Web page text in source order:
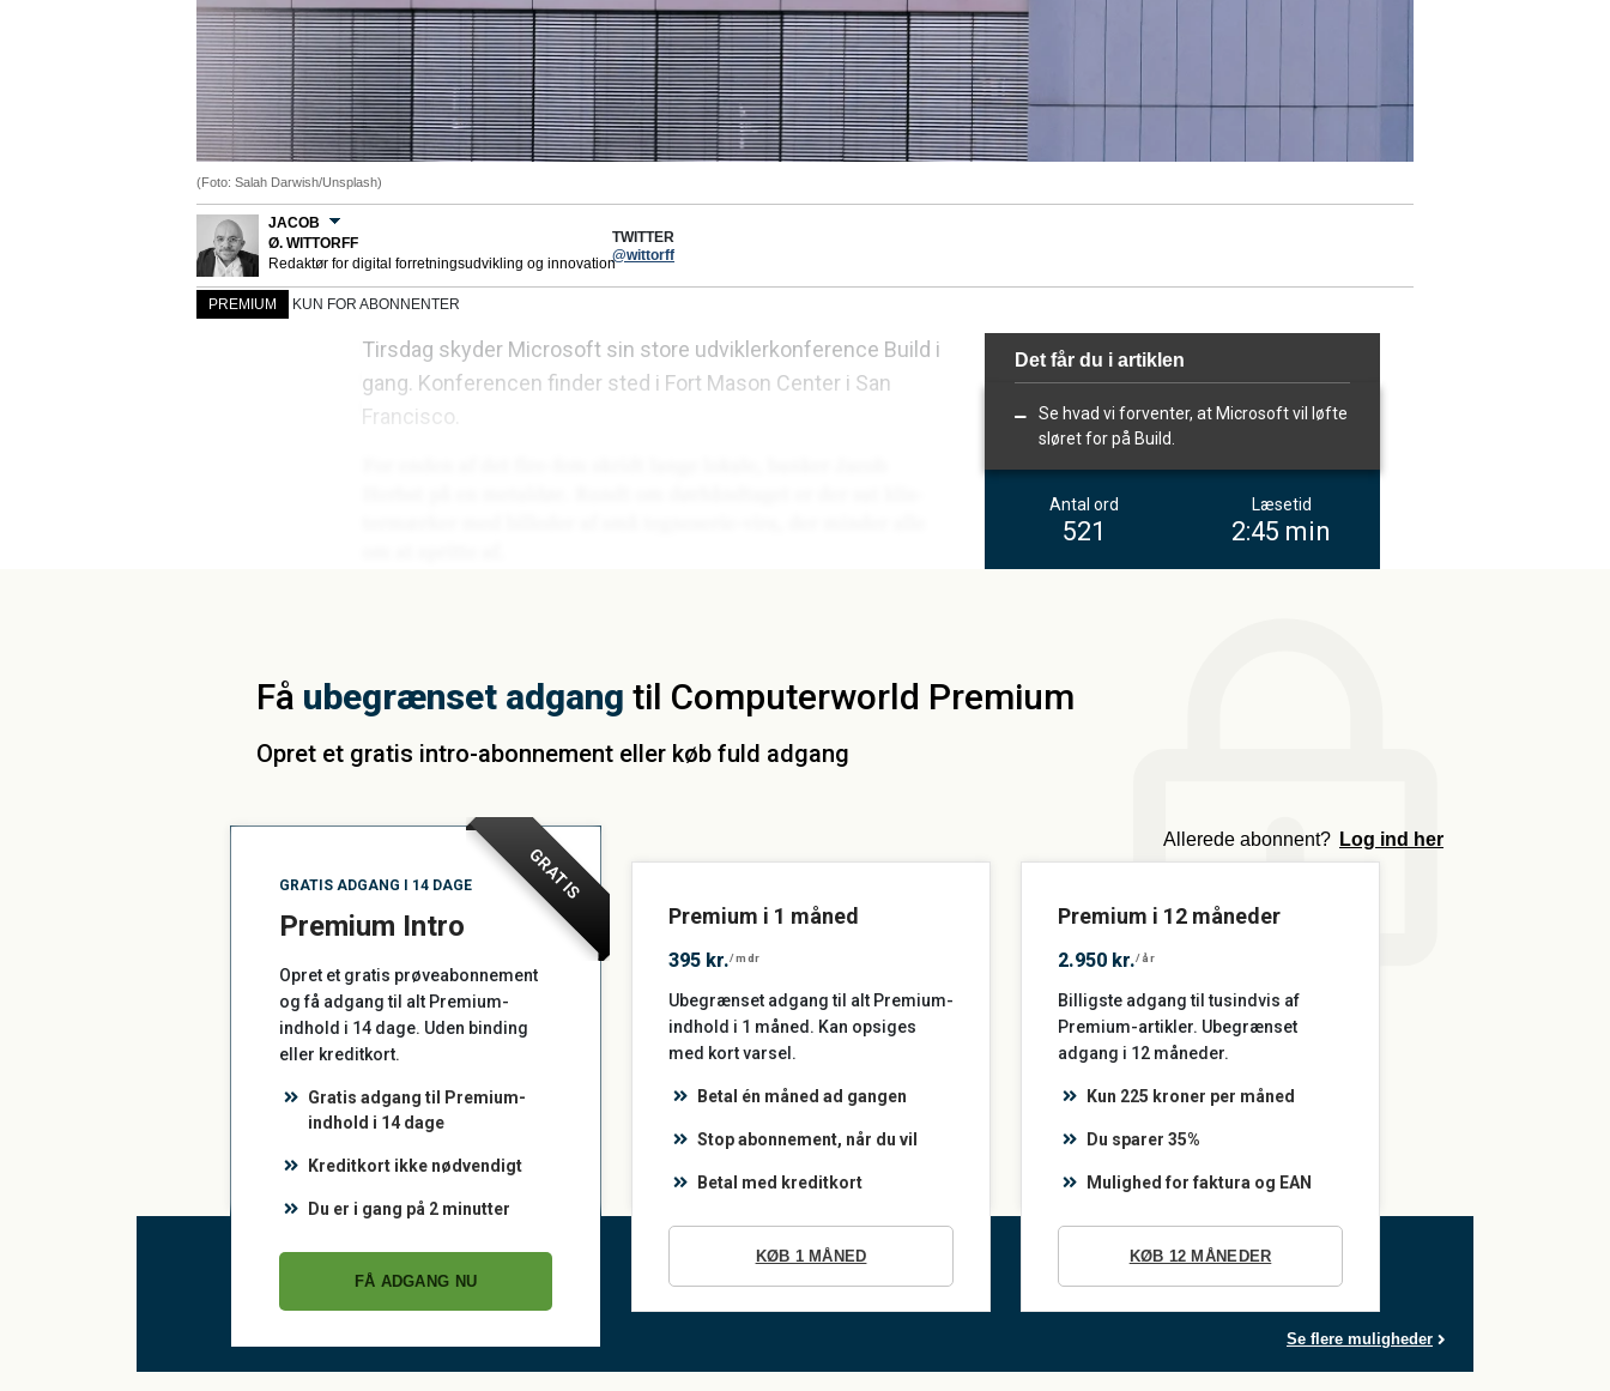
(Foto: Salah Darwish/Unsplash)
JACOB
Ø. WITTORFF
Redaktør for digital forretningsudvikling og innovation
TWITTER
@wittorff
PREMIUM KUN FOR ABONNENTER
Det får du i artiklen
Se hvad vi forventer, at Microsoft vil løfte
sløret for på Build.
Antal ord
521
Læsetid
2:45 min
Tirsdag skyder Microsoft sin store udviklerkonference Build i
gang. Konferencen finder sted i Fort Mason Center i San
Francisco.
Få ubegrænset adgang til Computerworld Premium
Opret et gratis intro-abonnement eller køb fuld adgang
Allerede abonnent? Log ind her
GRATIS
GRATIS ADGANG I 14 DAGE
Premium Intro
Opret et gratis prøveabonnement
og få adgang til alt Premium-
indhold i 14 dage. Uden binding
eller kreditkort.
Gratis adgang til Premium-
indhold i 14 dage
Kreditkort ikke nødvendigt
Du er i gang på 2 minutter
FÅ ADGANG NU
Premium i 1 måned
395 kr./mdr
Ubegrænset adgang til alt Premium-
indhold i 1 måned. Kan opsiges
med kort varsel.
Betal én måned ad gangen
Stop abonnement, når du vil
Betal med kreditkort
KØB 1 MÅNED
Premium i 12 måneder
2.950 kr./år
Billigste adgang til tusindvis af
Premium-artikler. Ubegrænset
adgang i 12 måneder.
Kun 225 kroner per måned
Du sparer 35%
Mulighed for faktura og EAN
KØB 12 MÅNEDER
Se flere muligheder